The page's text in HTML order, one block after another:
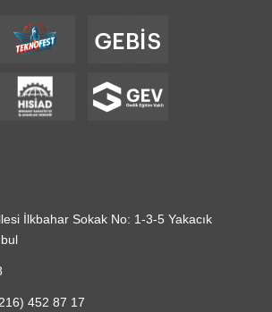
İlkbahar Sokak No: 1-3-5 Yakacık
452 87 17